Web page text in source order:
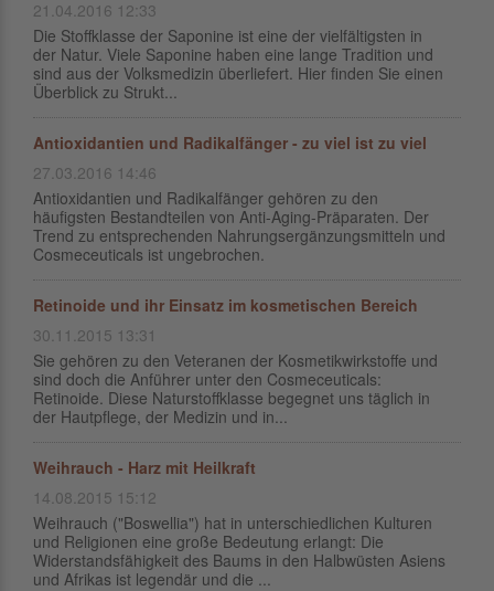
21.04.2016 12:33
Die Stoffklasse der Saponine ist eine der vielfältigsten in
der Natur. Viele Saponine haben eine lange Tradition und
sind aus der Volksmedizin überliefert. Hier finden Sie einen
Überblick zu Strukt...
Antioxidantien und Radikalfänger - zu viel ist zu viel
27.03.2016 14:46
Antioxidantien und Radikalfänger gehören zu den
häufigsten Bestandteilen von Anti-Aging-Präparaten. Der
Trend zu entsprechenden Nahrungsergänzungsmitteln und
Cosmeceuticals ist ungebrochen.
Retinoide und ihr Einsatz im kosmetischen Bereich
30.11.2015 13:31
Sie gehören zu den Veteranen der Kosmetikwirkstoffe und
sind doch die Anführer unter den Cosmeceuticals:
Retinoide. Diese Naturstoffklasse begegnet uns täglich in
der Hautpflege, der Medizin und in...
Weihrauch - Harz mit Heilkraft
14.08.2015 15:12
Weihrauch ("Boswellia") hat in unterschiedlichen Kulturen
und Religionen eine große Bedeutung erlangt: Die
Widerstandsfähigkeit des Baums in den Halbwüsten Asiens
und Afrikas ist legendär und die ...